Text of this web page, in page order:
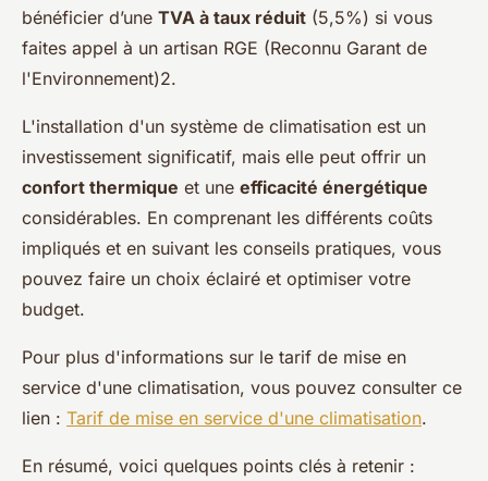
bénéficier d’une TVA à taux réduit (5,5%) si vous
faites appel à un artisan RGE (Reconnu Garant de
l'Environnement)2.
L'installation d'un système de climatisation est un
investissement significatif, mais elle peut offrir un
confort thermique et une efficacité énergétique
considérables. En comprenant les différents coûts
impliqués et en suivant les conseils pratiques, vous
pouvez faire un choix éclairé et optimiser votre
budget.
Pour plus d'informations sur le tarif de mise en
service d'une climatisation, vous pouvez consulter ce
lien : Tarif de mise en service d'une climatisation.
En résumé, voici quelques points clés à retenir :